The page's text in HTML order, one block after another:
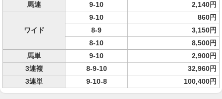
馬連
9-10 2,140円
ワイド
9-10
860円
8-9
3,150円
8-10
8,500円
馬単
9-10
2,900円
3連複
8-9-10
32,960円
3連単
9-10-8 100,400円